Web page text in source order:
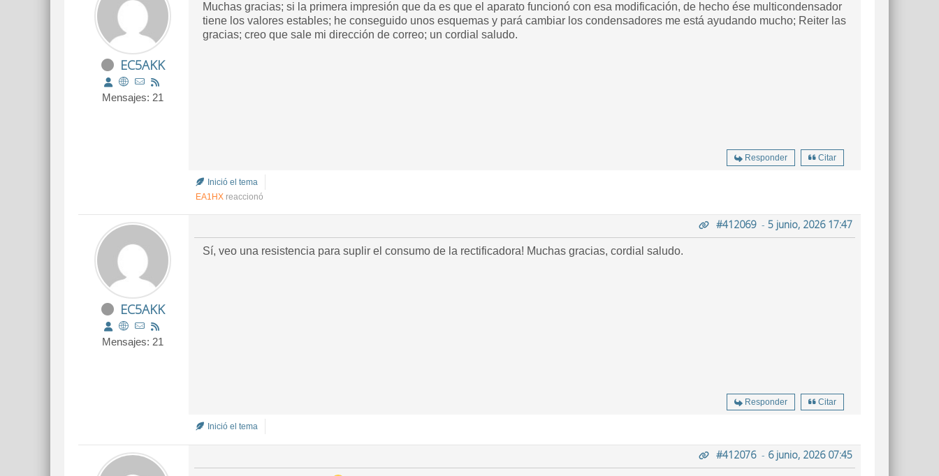
EC5AKK
Mensajes: 21
Muchas gracias; si la primera impresión que da es que el aparato funcionó con esa modificación, de hecho ése multicondensador
tiene los valores estables; he conseguido unos esquemas y pará cambiar los condensadores me está ayudando mucho; Reiter las
gracias; creo que sale mi dirección de correo; un cordial saludo.
Responder Citar
Inició el tema
EA1HX reaccionó
EC5AKK
Mensajes: 21
#412069- 5 junio, 2026 17:47
Sí, veo una resistencia para suplir el consumo de la rectificadora! Muchas gracias, cordial saludo.
Responder Citar
Inició el tema
#412076- 6 junio, 2026 07:45